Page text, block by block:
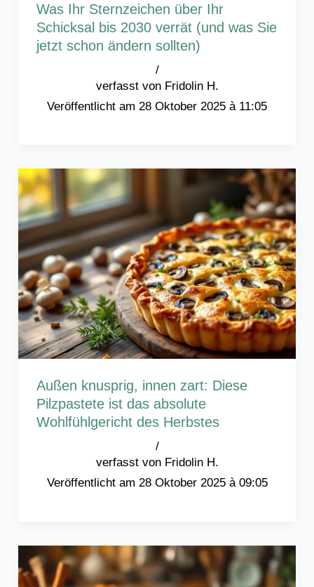
Was Ihr Sternzeichen über Ihr
Schicksal bis 2030 verrät (und was Sie
jetzt schon ändern sollten)
Fridolin H.
/
28 Oktober 2025 à 11:05
Außen knusprig, innen zart: Diese
Pilzpastete ist das absolute
Wohlfühlgericht des Herbstes
Fridolin H.
/
28 Oktober 2025 à 09:05